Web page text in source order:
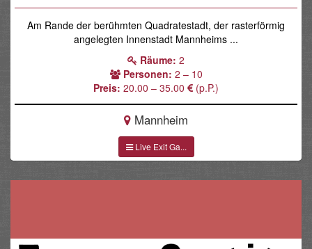
Am Rande der berühmten Quadratestadt, der rasterförmig
angelegten Innenstadt Mannheims ...
Räume: 2
Personen: 2 – 10
Preis: 20.00 – 35.00 (p.P.)
Mannheim
Live Exit Ga...